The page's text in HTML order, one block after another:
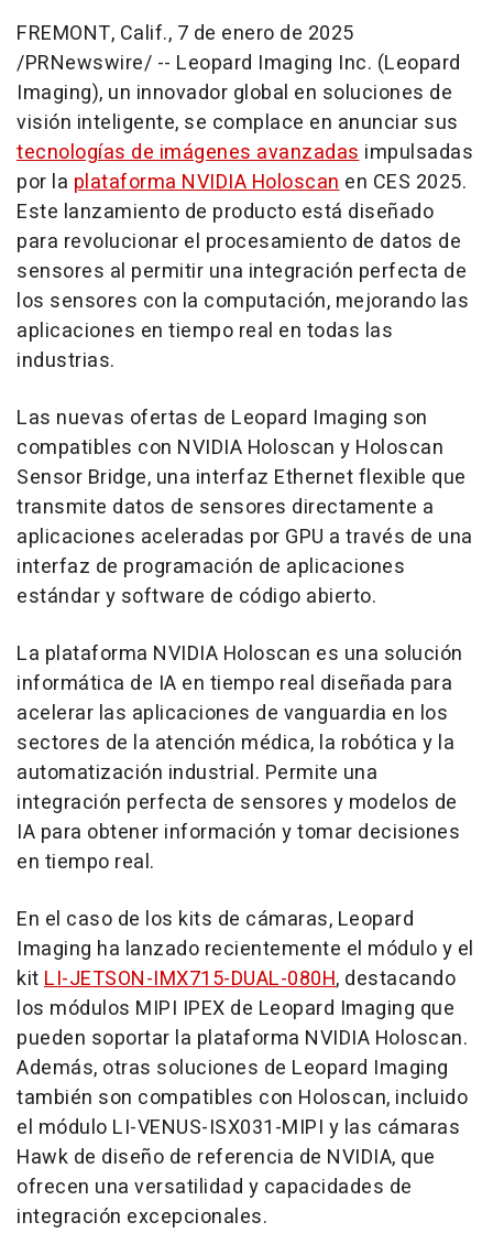
FREMONT, Calif., 7 de enero de 2025
/PRNewswire/ -- Leopard Imaging Inc. (Leopard
Imaging), un innovador global en soluciones de
visión inteligente, se complace en anunciar sus
tecnologías de imágenes avanzadasimpulsadas
por la plataforma NVIDIA Holoscanen CES 2025.
Este lanzamiento de producto está diseñado
para revolucionar el procesamiento de datos de
sensores al permitir una integración perfecta de
los sensores con la computación, mejorando las
aplicaciones en tiempo real en todas las
industrias.
Las nuevas ofertas de Leopard Imaging son
compatibles con NVIDIA Holoscan y Holoscan
Sensor Bridge, una interfaz Ethernet flexible que
transmite datos de sensores directamente a
aplicaciones aceleradas por GPU a través de una
interfaz de programación de aplicaciones
estándar y software de código abierto.
La plataforma NVIDIA Holoscan es una solución
informática de IA en tiempo real diseñada para
acelerar las aplicaciones de vanguardia en los
sectores de la atención médica, la robótica y la
automatización industrial. Permite una
integración perfecta de sensores y modelos de
IA para obtener información y tomar decisiones
en tiempo real.
En el caso de los kits de cámaras, Leopard
Imaging ha lanzado recientemente el módulo y el
kitLI-JETSON-IMX715-DUAL-080H, destacando
los módulos MIPI IPEX de Leopard Imaging que
pueden soportar la plataforma NVIDIA Holoscan.
Además, otras soluciones de Leopard Imaging
también son compatibles con Holoscan, incluido
el módulo LI-VENUS-ISX031-MIPI y las cámaras
Hawk de diseño de referencia de NVIDIA, que
ofrecen una versatilidad y capacidades de
integración excepcionales.